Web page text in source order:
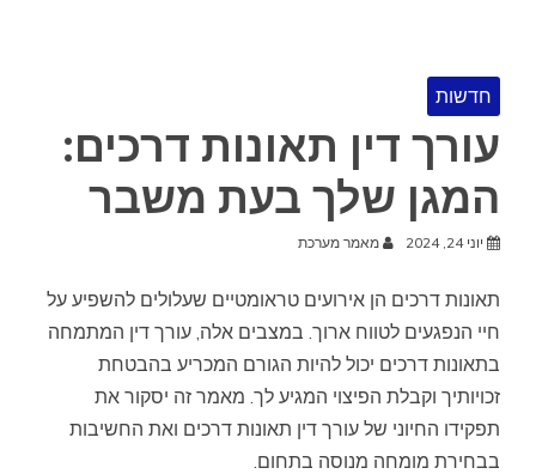
חדשות
עורך דין תאונות דרכים:
המגן שלך בעת משבר
יוני 24, 2024 מאמר מערכת
תאונות דרכים הן אירועים טראומטיים שעלולים להשפיע על
חיי הנפגעים לטווח ארוך. במצבים אלה, עורך דין המתמחה
בתאונות דרכים יכול להיות הגורם המכריע בהבטחת
זכויותיך וקבלת הפיצוי המגיע לך. מאמר זה יסקור את
תפקידו החיוני של עורך דין תאונות דרכים ואת החשיבות
בבחירת מומחה מנוסה בתחום.